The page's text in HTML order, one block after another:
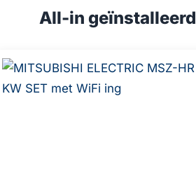
All-in geïnstalleerd